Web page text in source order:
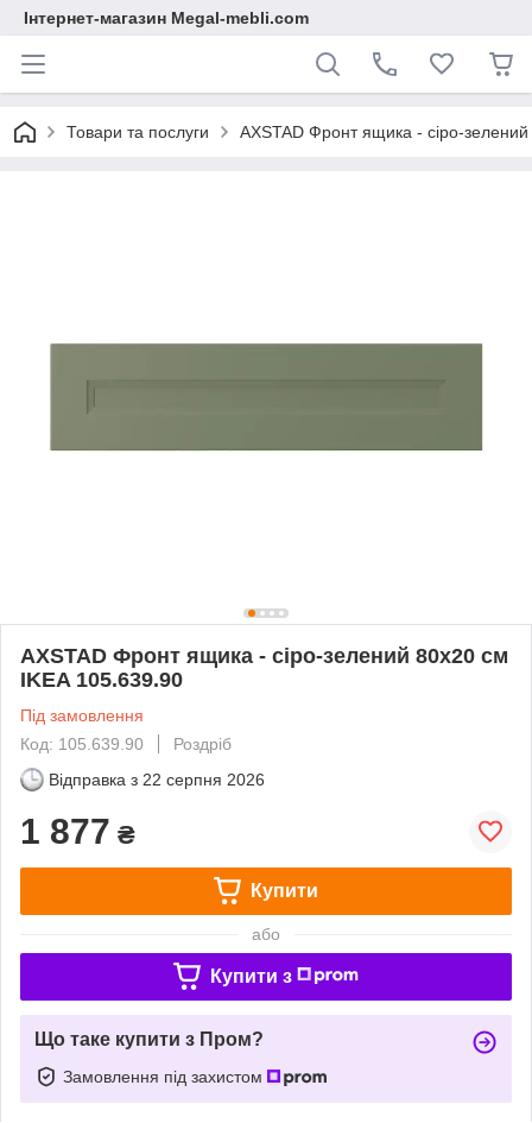
Інтернет-магазин Megal-mebli.com
Товари та послуги AXSTAD Фронт ящика - сіро-
AXSTAD Фронт ящика - сіро-зелений 80х20 см
IKEA 105.639.90
Під замовлення
Код: 105.639.90
Роздріб
Відправка з 22 серпня 2026
1 877 ₴
Купити
або
Купити з
Що таке купити з Пром?
Замовлення під захистом